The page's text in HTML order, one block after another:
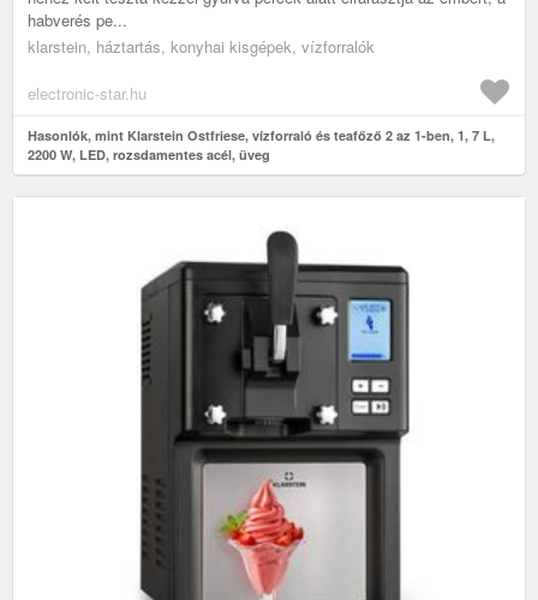
habverés pe...
klarstein, háztartás, konyhai kisgépek, vízforralók
electronic-star.hu
Hasonlók, mint Klarstein Ostfriese, vízforraló és teafőző 2 az 1-ben, 1, 7 L,
2200 W, LED, rozsdamentes acél, üveg